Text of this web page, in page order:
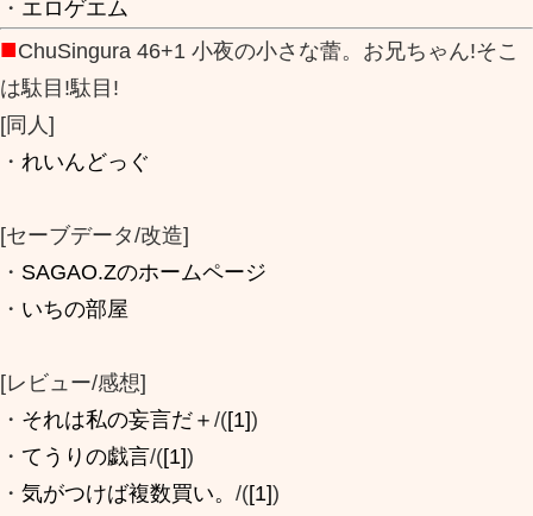
・ エロゲエム
■ChuSingura 46+1 小夜の小さな蕾。お兄ちゃん!そこ
は駄目!駄目!
[同人]
・ れいんどっぐ
[セーブデータ/改造]
・ SAGAO.Zのホームページ
・ いちの部屋
[レビュー/感想]
・ それは私の妄言だ＋ /([1])
・ てうりの戯言/([1])
・ 気がつけば複数買い。 /([1])